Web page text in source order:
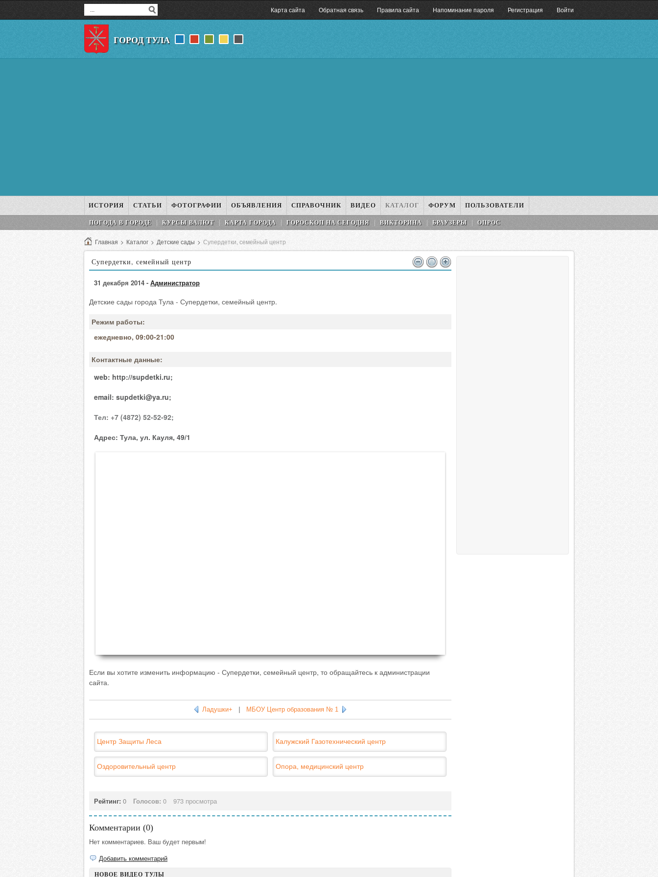
Карта сайта Обратная связь Правила сайта Напоминание пароля Регистрация Войти
ГОРОД ТУЛА
ИСТОРИЯ СТАТЬИ ФОТОГРАФИИ ОБЪЯВЛЕНИЯ СПРАВОЧНИК ВИДЕО КАТАЛОГ ФОРУМ ПОЛЬЗОВАТЕЛИ
ПОГОДА В ГОРОДЕ КУРСЫ ВАЛЮТ КАРТА ГОРОДА ГОРОСКОП НA СEГОДНЯ ВИКТОРИНА БРАУЗЕРЫ ОПРОС
Главная > Каталог > Детские сады > Супердетки, семейный центр
Супердетки, семейный центр
31 декабря 2014 - Администратор
Детские сады города Тула - Супердетки, семейный центр.
Режим работы:
ежедневно, 09:00-21:00
Контактные данные:
web: http://supdetki.ru;
email: supdetki@ya.ru;
Тел: +7 (4872) 52-52-92;
Адрес: Тула, ул. Кауля, 49/1
Если вы хотите изменить информацию - Супердетки, семейный центр, то обращайтесь к администрации
сайта.
Ладушки+ МБОУ Центр образования № 1
Центр Защиты Леса Калужский Газотехнический центр
Оздоровительный центр Опора, медицинский центр
Рейтинг: 0 Голосов: 0 973 просмотра
Комментарии (0)
Нет комментариев. Ваш будет первым!
Добавить комментарий
НОВОЕ ВИДЕО ТУЛЫ